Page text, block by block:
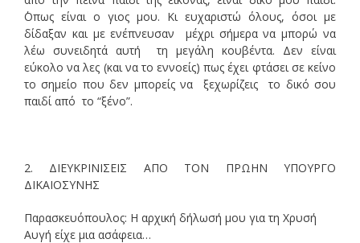
΄Οπως είναι ο γιος μου. Κι ευχαριστώ όλους, όσοι με
δίδαξαν και με ενέπνευσαν μέχρι σήμερα να μπορώ να
λέω συνειδητά αυτή τη μεγάλη κουβέντα. Δεν είναι
εύκολο να λες (και να το εννοείς) πως έχει φτάσει σε κείνο
το σημείο που δεν μπορείς να ξεχωρίζεις το δικό σου
παιδί από το “ξένο”.
2. ΔΙΕΥΚΡΙΝΙΣΕΙΣ ΑΠΟ ΤΟΝ ΠΡΩΗΝ ΥΠΟΥΡΓΟ
ΔΙΚΑΙΟΣΥΝΗΣ
Παρασκευόπουλος: Η αρχική δήλωσή μου για τη Χρυσή
Αυγή είχε μια ασάφεια…